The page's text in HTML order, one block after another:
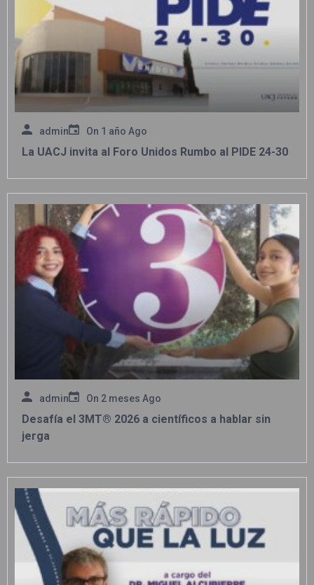
admin On 1 año Ago
La UACJ invita al Foro Unidos Rumbo al PIDE 24-30
admin On 2 meses Ago
Desafía el 3MT® 2026 a científicos a hablar sin
jerga